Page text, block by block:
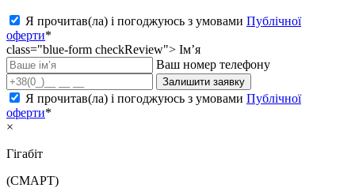
Я прочитав(ла) і погоджуюсь з умовами Публічної
оферти*
class="blue-form checkReview"> Ім’я
Ваш номер телефону
Залишити заявку
Я прочитав(ла) і погоджуюсь з умовами Публічної
оферти*
×
Гігабіт
(СМАРТ)